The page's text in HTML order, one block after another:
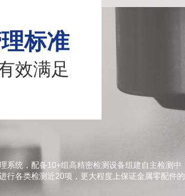
标准
效满足
系统，配备10+组高精密检测设备组建自主检测中
行各类检测近20项，更大程度上保证金属零配件的